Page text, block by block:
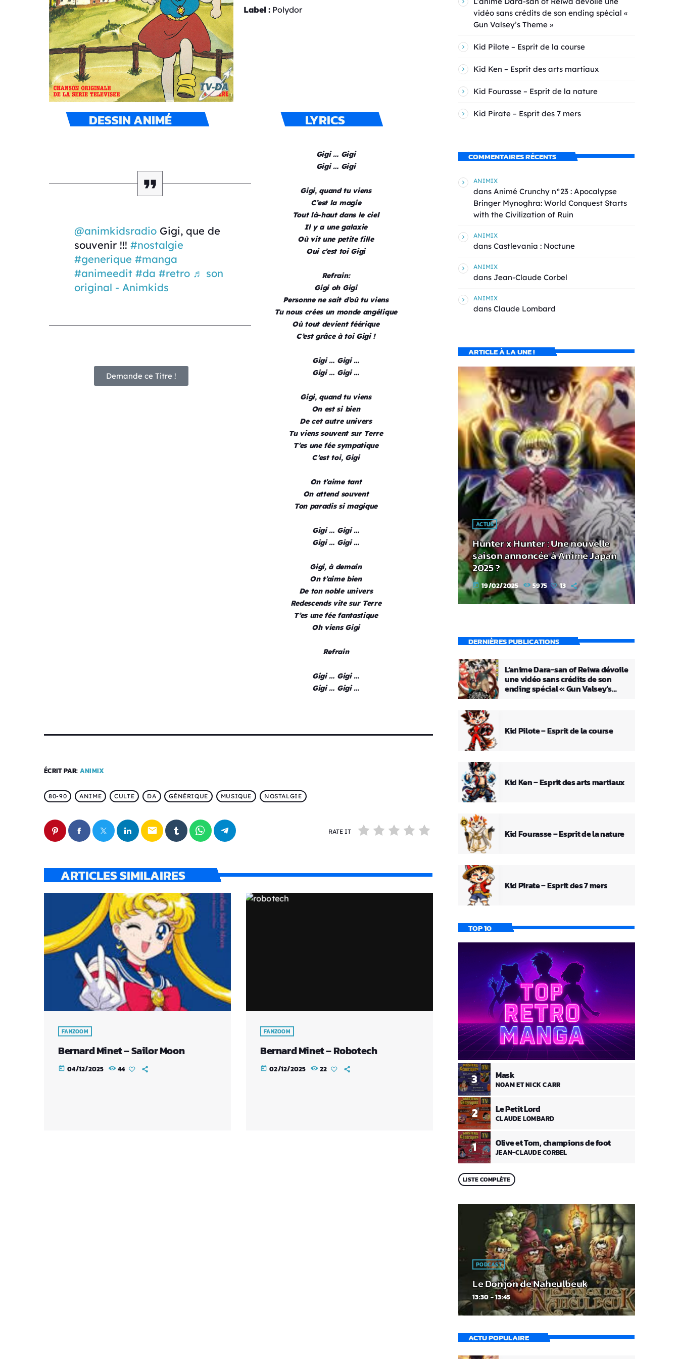
Label : Polydor
DESSIN ANIMÉ
@animkidsradio Gigi, que de
souvenir !!! #nostalgie
#generique #manga
#animeedit #da #retro ♬ son
original - Animkids
Demande ce Titre !
LYRICS
Gigi … Gigi
Gigi … Gigi
Gigi, quand tu viens
C’est la magie
Tout là-haut dans le ciel
Il y a une galaxie
Où vit une petite fille
Oui c’est toi Gigi
Refrain:
Gigi oh Gigi
Personne ne sait d’où tu viens
Tu nous crées un monde angélique
Où tout devient féérique
C’est grâce à toi Gigi !
Gigi … Gigi …
Gigi … Gigi …
Gigi, quand tu viens
On est si bien
De cet autre univers
Tu viens souvent sur Terre
T’es une fée sympatique
C’est toi, Gigi
On t’aime tant
On attend souvent
Ton paradis si magique
Gigi … Gigi …
Gigi … Gigi …
Gigi, à demain
On t’aime bien
De ton noble univers
Redescends vite sur Terre
T’es une fée fantastique
Oh viens Gigi
Refrain
Gigi … Gigi …
Gigi … Gigi …
ÉCRIT PAR: ANIMIX
80-90 ANIME CULTE DA GÉNÉRIQUE MUSIQUE NOSTALGIE
email RATE IT
ARTICLES SIMILAIRES
FANZOOM
Bernard Minet – Sailor Moon
today 04/12/2025 44
FANZOOM
Bernard Minet – Robotech
today 02/12/2025 22
vidéo sans crédits de son ending spécial «
Gun Valsey’s Theme »
Kid Pilote – Esprit de la course
Kid Ken – Esprit des arts martiaux
Kid Fourasse – Esprit de la nature
Kid Pirate – Esprit des 7 mers
COMMENTAIRES RÉCENTS
ANIMIX
dans Animé Crunchy n°23 : Apocalypse
Bringer Mynoghra: World Conquest Starts
with the Civilization of Ruin
ANIMIX
dans Castlevania : Noctune
ANIMIX
dans Jean-Claude Corbel
ANIMIX
dans Claude Lombard
ARTICLE À LA UNE !
ACTUS
Hunter x Hunter : Une nouvelle
saison annoncée à Anime Japan
2025 ?
today 19/02/2025 5975 13
DERNIÈRES PUBLICATIONS
L’anime Dara-san of Reiwa dévoile
une vidéo sans crédits de son
ending spécial « Gun Valsey’s
Kid Pilote – Esprit de la course
Kid Ken – Esprit des arts martiaux
Kid Fourasse – Esprit de la nature
Kid Pirate – Esprit des 7 mers
TOP 10
1 Olive et Tom, champions de foot
JEAN-CLAUDE CORBEL
2 Le Petit Lord
CLAUDE LOMBARD
3 Mask
NOAM ET NICK CARR
LISTE COMPLÈTE
PODCAST
Le Donjon de Naheulbeuk
13:30 - 13:45
ACTU POPULAIRE